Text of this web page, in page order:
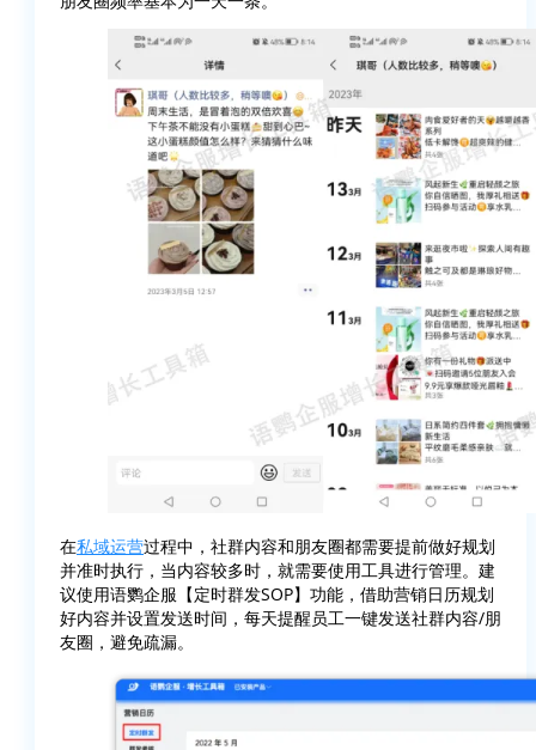
在私域运营过程中，社群内容和朋友圈都需要提前做好规划
并准时执行，当内容较多时，就需要使用工具进行管理。建
议使用语鹦企服【定时群发SOP】功能，借助营销日历规划
好内容并设置发送时间，每天提醒员工一键发送社群内容/朋
友圈，避免疏漏。